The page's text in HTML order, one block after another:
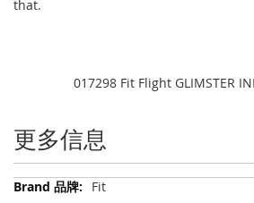
that.
017298 Fit Flight GLIMSTER
更多信息
更
Fit